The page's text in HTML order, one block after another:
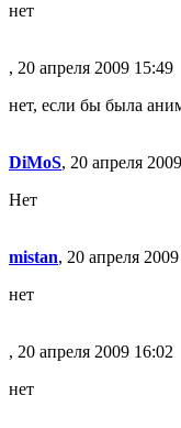
нет
, 20 апреля 2009 15:49
нет, если бы была
DiMoS, 20 апреля
Нет
mistan, 20 апреля
нет
, 20 апреля 2009 16:02
нет